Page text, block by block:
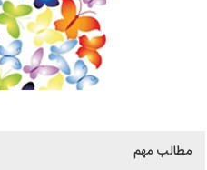
مطالب مهم